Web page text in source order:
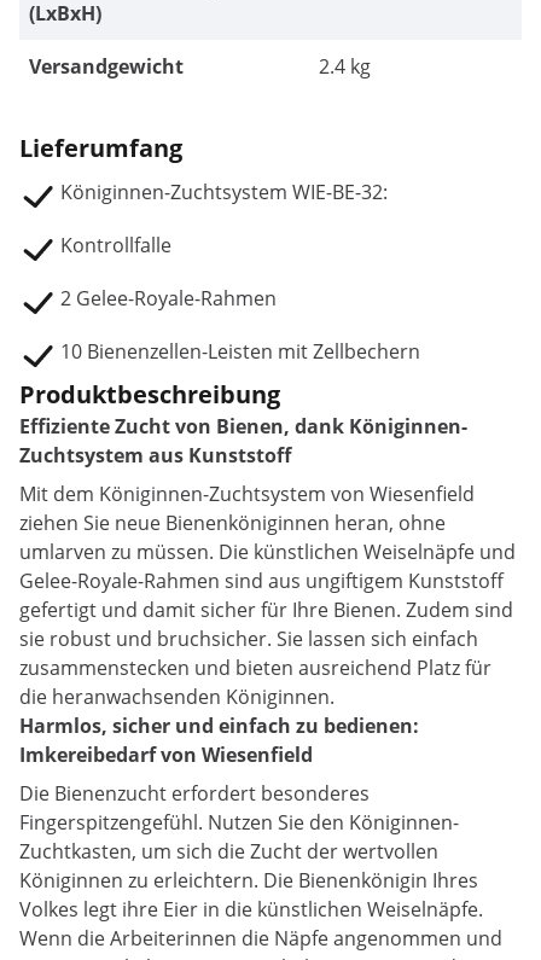
(LxBxH)
Versandgewicht 2.4 kg
Lieferumfang
Königinnen-Zuchtsystem WIE-BE-32:
Kontrollfalle
2 Gelee-Royale-Rahmen
10 Bienenzellen-Leisten mit Zellbechern
Produktbeschreibung
Effiziente Zucht von Bienen, dank Königinnen-
Zuchtsystem aus Kunststoff
Mit dem Königinnen-Zuchtsystem von Wiesenfield
ziehen Sie neue Bienenköniginnen heran, ohne
umlarven zu müssen. Die künstlichen Weiselnäpfe und
Gelee-Royale-Rahmen sind aus ungiftigem Kunststoff
gefertigt und damit sicher für Ihre Bienen. Zudem sind
sie robust und bruchsicher. Sie lassen sich einfach
zusammenstecken und bieten ausreichend Platz für
die heranwachsenden Königinnen.
Harmlos, sicher und einfach zu bedienen:
Imkereibedarf von Wiesenfield
Die Bienenzucht erfordert besonderes
Fingerspitzengefühl. Nutzen Sie den Königinnen-
Zuchtkasten, um sich die Zucht der wertvollen
Königinnen zu erleichtern. Die Bienenkönigin Ihres
Volkes legt ihre Eier in die künstlichen Weiselnäpfe.
Wenn die Arbeiterinnen die Näpfe angenommen und